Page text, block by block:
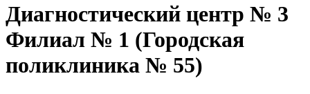
Диагностический центр № 3
Филиал № 1 (Городская
поликлиника № 55)